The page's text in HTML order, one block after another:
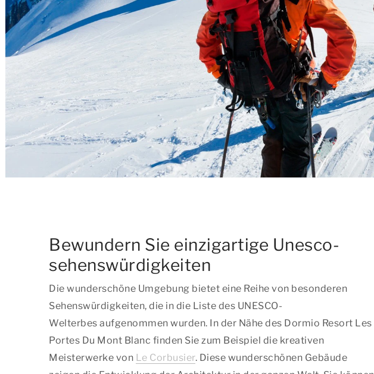
Bewundern Sie einzigartige Unesco-
sehenswürdigkeiten
Die wunderschöne Umgebung bietet eine Reihe von besonderen
Sehenswürdigkeiten, die in die Liste des UNESCO-
Welterbes aufgenommen wurden. In der Nähe des Dormio Resort Les
Portes Du Mont Blanc finden Sie zum Beispiel die kreativen
Meisterwerke von Le Corbusier. Diese wunderschönen Gebäude